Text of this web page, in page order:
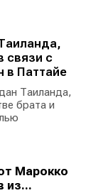
связи с
в Паттайе
Таиланда,
брата и
Марокко
из...